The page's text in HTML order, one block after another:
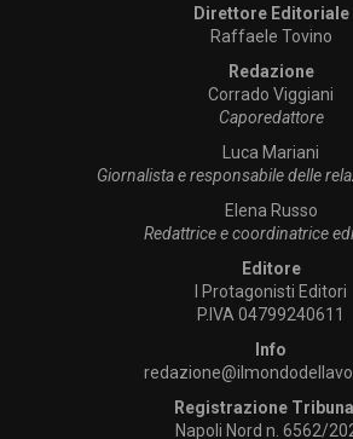
Direttore Editoriale
Raffaele Tovino
Redazione
Corrado Viggiani
Caporedattore
Luca Mariani
Giornalista e responsabile delle
Elena Russo
Redattrice e coordinatrice
Editore
I Protagonisti Editori
P.IVA 04799240611
Info
Registrazione
Napoli Nord n. 6562/